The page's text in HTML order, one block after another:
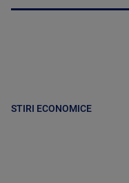
STIRI ECONOMICE